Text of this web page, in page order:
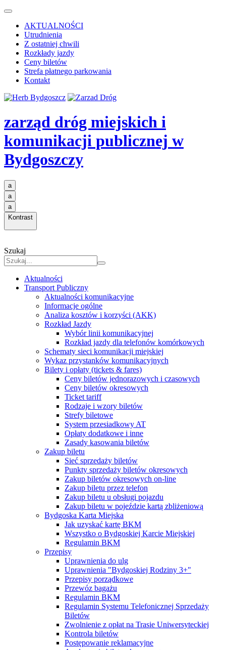
AKTUALNOŚCI
Utrudnienia
Z ostatniej chwili
Rozkłady jazdy
Ceny biletów
Strefa płatnego parkowania
Kontakt
zarząd dróg miejskich i
komunikacji publicznej w
Bydgoszczy
a
a
a
Kontrast
Szukaj
Aktualności
Transport Publiczny
Aktualności komunikacyjne
Informacje ogólne
Analiza kosztów i korzyści (AKK)
Rozkład Jazdy
Wybór linii komunikacyjnej
Rozkład jazdy dla telefonów komórkowych
Schematy sieci komunikacji miejskiej
Wykaz przystanków komunikacyjnych
Bilety i opłaty (tickets & fares)
Ceny biletów jednorazowych i czasowych
Ceny biletów okresowych
Ticket tariff
Rodzaje i wzory biletów
Strefy biletowe
System przesiadkowy AT
Opłaty dodatkowe i inne
Zasady kasowania biletów
Zakup biletu
Sieć sprzedaży biletów
Punkty sprzedaży biletów okresowych
Zakup biletów okresowych on-line
Zakup biletu przez telefon
Zakup biletu u obsługi pojazdu
Zakup biletu w pojeździe kartą zbliżeniową
Bydgoska Karta Miejska
Jak uzyskać kartę BKM
Wszystko o Bydgoskiej Karcie Miejskiej
Regulamin BKM
Przepisy
Uprawnienia do ulg
Uprawnienia "Bydgoskiej Rodziny 3+"
Przepisy porządkowe
Przewóz bagażu
Regulamin BKM
Regulamin Systemu Telefonicznej Sprzedaży
Biletów
Zwolnienie z opłat na Trasie Uniwersyteckiej
Kontrola biletów
Postępowanie reklamacyjne